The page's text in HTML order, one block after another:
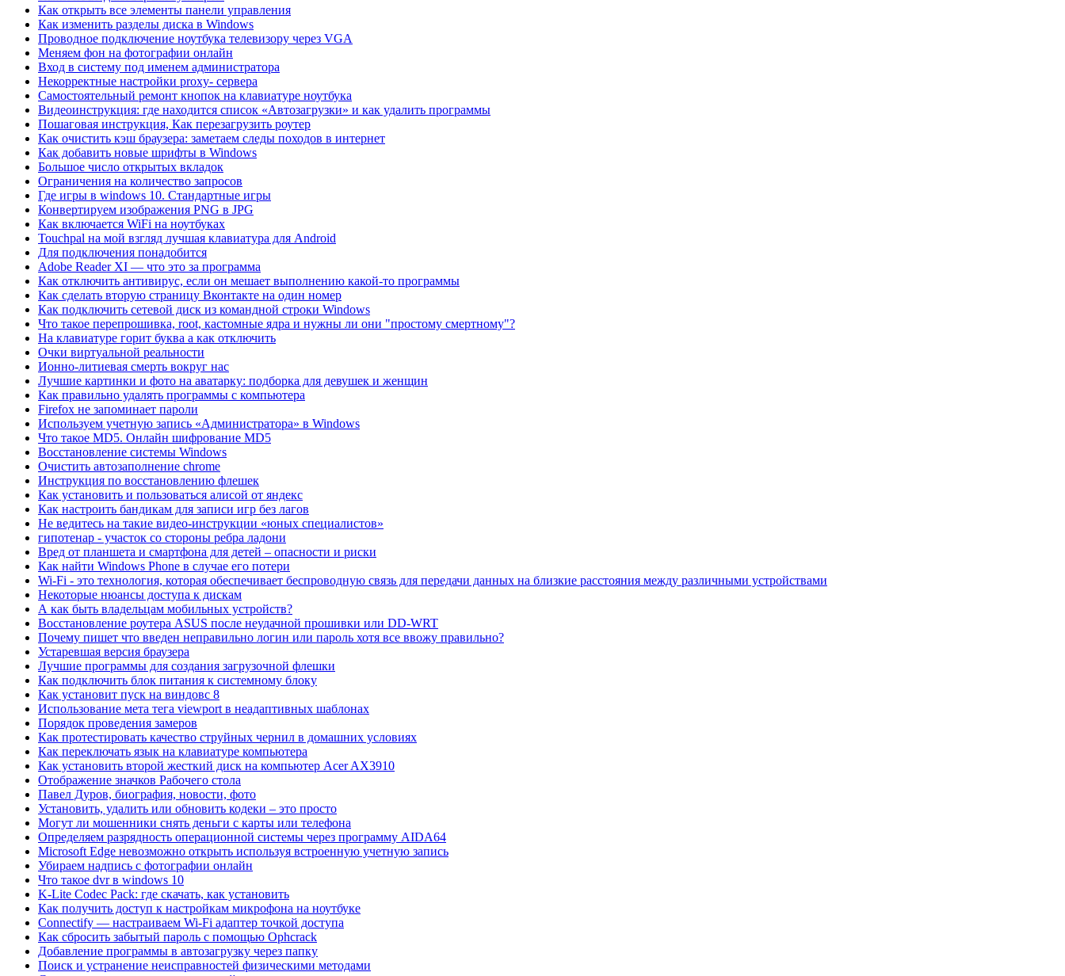
Как открыть все элементы панели управления
Как изменить разделы диска в Windows
Проводное подключение ноутбука телевизору через VGA
Меняем фон на фотографии онлайн
Вход в систему под именем администратора
Некорректные настройки proxy- сервера
Самостоятельный ремонт кнопок на клавиатуре ноутбука
Видеоинструкция: где находится список «Автозагрузки» и как удалить программы
Пошаговая инструкция, Как перезагрузить роутер
Как очистить кэш браузера: заметаем следы походов в интернет
Как добавить новые шрифты в Windows
Большое число открытых вкладок
Ограничения на количество запросов
Где игры в windows 10. Стандартные игры
Конвертируем изображения PNG в JPG
Как включается WiFi на ноутбуках
Touchpal на мой взгляд лучшая клавиатура для Android
Для подключения понадобится
Adobe Reader XI — что это за программа
Как отключить антивирус, если он мешает выполнению какой-то программы
Как сделать вторую страницу Вконтакте на один номер
Как подключить сетевой диск из командной строки Windows
Что такое перепрошивка, root, кастомные ядра и нужны ли они "простому смертному"?
На клавиатуре горит буква а как отключить
Очки виртуальной реальности
Ионно-литиевая смерть вокруг нас
Лучшие картинки и фото на аватарку: подборка для девушек и женщин
Как правильно удалять программы с компьютера
Firefox не запоминает пароли
Используем учетную запись «Администратора» в Windows
Что такое MD5. Онлайн шифрование MD5
Восстановление системы Windows
Очистить автозаполнение chrome
Инструкция по восстановлению флешек
Как установить и пользоваться алисой от яндекс
Как настроить бандикам для записи игр без лагов
Не ведитесь на такие видео-инструкции «юных специалистов»
гипотенар - участок со стороны ребра ладони
Вред от планшета и смартфона для детей – опасности и риски
Как найти Windows Phone в случае его потери
Wi-Fi - это технология, которая обеспечивает беспроводную связь для передачи данных на близкие расстояния между различными устройствами
Некоторые нюансы доступа к дискам
А как быть владельцам мобильных устройств?
Восстановление роутера ASUS после неудачной прошивки или DD-WRT
Почему пишет что введен неправильно логин или пароль хотя все ввожу правильно?
Устаревшая версия браузера
Лучшие программы для создания загрузочной флешки
Как подключить блок питания к системному блоку
Как установит пуск на виндовс 8
Использование мета тега viewport в неадаптивных шаблонах
Порядок проведения замеров
Как протестировать качество струйных чернил в домашних условиях
Как переключать язык на клавиатуре компьютера
Как установить второй жесткий диск на компьютер Acer AX3910
Отображение значков Рабочего стола
Павел Дуров, биография, новости, фото
Установить, удалить или обновить кодеки – это просто
Могут ли мошенники снять деньги с карты или телефона
Определяем разрядность операционной системы через программу AIDA64
Microsoft Edge невозможно открыть используя встроенную учетную запись
Убираем надпись с фотографии онлайн
Что такое dvr в windows 10
K-Lite Codec Pack: где скачать, как установить
Как получить доступ к настройкам микрофона на ноутбуке
Connectify — настраиваем Wi-Fi адаптер точкой доступа
Как сбросить забытый пароль с помощью Ophcrack
Добавление программы в автозагрузку через папку
Поиск и устранение неисправностей физическими методами